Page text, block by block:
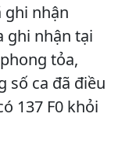
ghi nhận
ghi nhận tại
tỏa,
số ca đã điều
137 F0 khỏi